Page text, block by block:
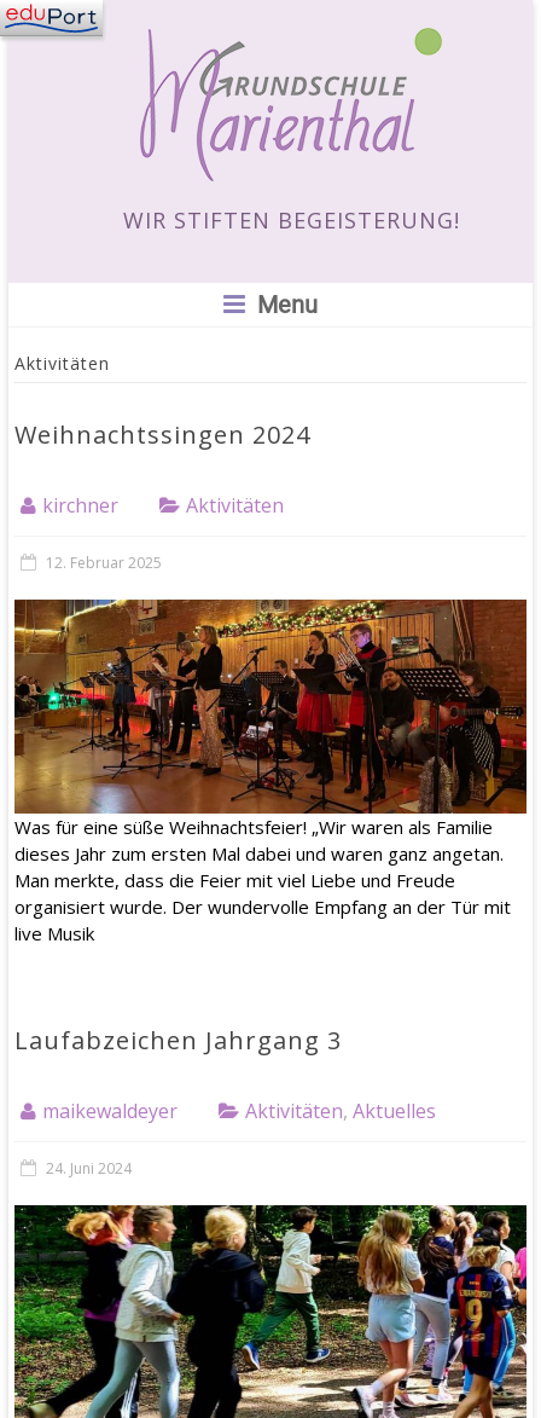
WIR STIFTEN BEGEISTERUNG!
Menu
Aktivitäten
Weihnachtssingen 2024
kirchner Aktivitäten
12. Februar 2025
Was für eine süße Weihnachtsfeier! „Wir waren als Familie
dieses Jahr zum ersten Mal dabei und waren ganz angetan.
Man merkte, dass die Feier mit viel Liebe und Freude
organisiert wurde. Der wundervolle Empfang an der Tür mit
live Musik
Laufabzeichen Jahrgang 3
maikewaldeyer Aktivitäten, Aktuelles
24. Juni 2024